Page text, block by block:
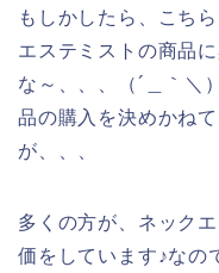
もしかしたら、こち
エステミストの商品
な～、、、（´＿｀＼
品の購入を決めかね
が、、、
多くの方が、ネック
価をしています♪なの